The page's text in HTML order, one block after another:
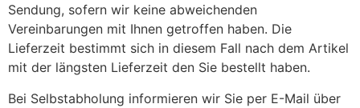
Sendung, sofern wir keine abweichenden
Vereinbarungen mit Ihnen getroffen haben. Die
Lieferzeit bestimmt sich in diesem Fall nach dem Artikel
mit der längsten Lieferzeit den Sie bestellt haben.
Bei Selbstabholung informieren wir Sie per E-Mail über